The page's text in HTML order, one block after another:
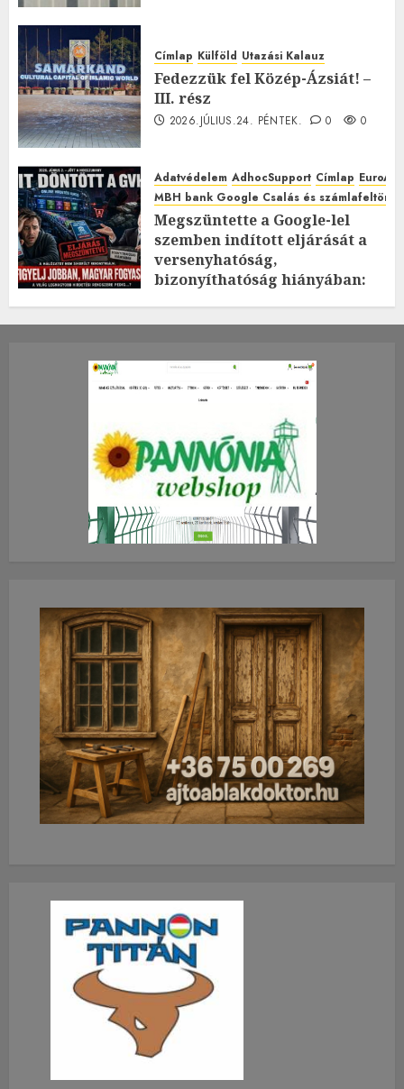
Címlap Külföld Utazási Kalauz
Fedezzük fel Közép-Ázsiát! –
III. rész
2026.JÚLIUS.24. PÉNTEK. 0 0
Adatvédelem AdhocSupport Címlap
MBH bank Google Csalás és
Megszüntette a Google-lel
szemben indított eljárását a
versenyhatóság,
bizonyíthatóság hiányában:
2026.JÚLIUS.23. CSÜTÖRTÖK.
0